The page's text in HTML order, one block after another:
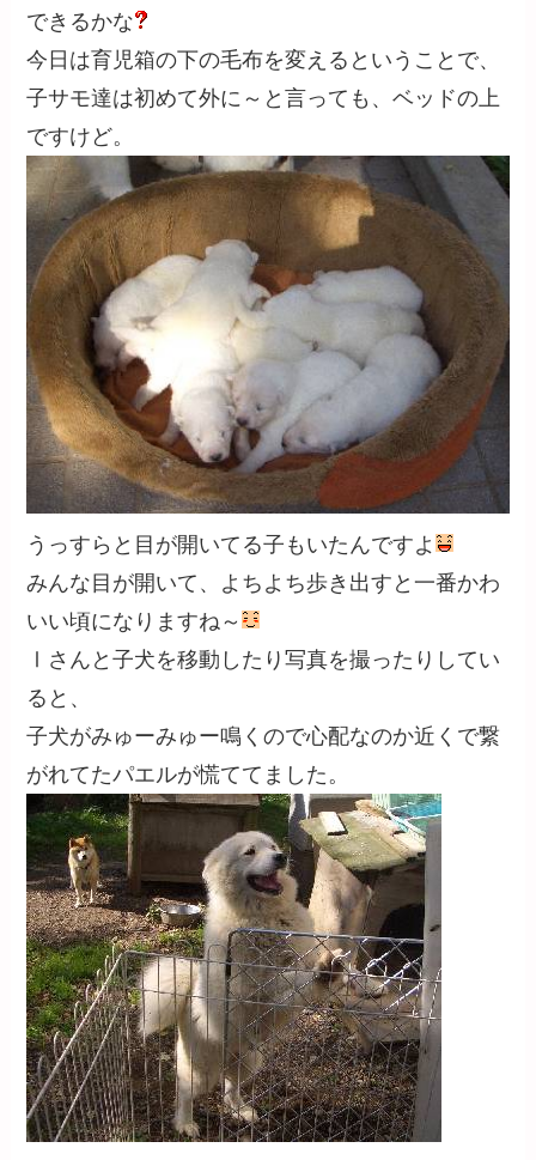
できるかな
今日は育児箱の下の毛布を変えるということで、
子サモ達は初めて外に～と言っても、ベッドの上
ですけど。
うっすらと目が開いてる子もいたんですよ
みんな目が開いて、よちよち歩き出すと一番かわ
いい頃になりますね～
Ⅰさんと子犬を移動したり写真を撮ったりしてい
ると、
子犬がみゅーみゅー鳴くので心配なのか近くで繋
がれてたパエルが慌ててました。